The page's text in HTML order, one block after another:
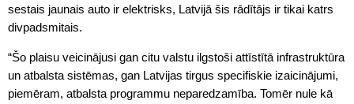
sestais jaunais auto ir elektrisks, Latvijā šis rādītājs ir tikai katrs
divpadsmitais.
“Šo plaisu veicinājusi gan citu valstu ilgstoši attīstītā infrastruktūra
un atbalsta sistēmas, gan Latvijas tirgus specifiskie izaicinājumi,
piemēram, atbalsta programmu neparedzamība. Tomēr nule kā